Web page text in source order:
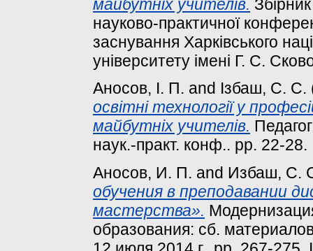
майбутніх учителів.
науково-практичної
заснування Харківського
університету імені Г. С.
Аносов, І. П. and Ізбаш, С. С.
освітні технології у
майбутніх учителів.
наук.-практ. конф.. pp. 22-28.
Аносов, И. П. and Избаш, С.
обучения в преподавании
мастерства».
образования: сб.